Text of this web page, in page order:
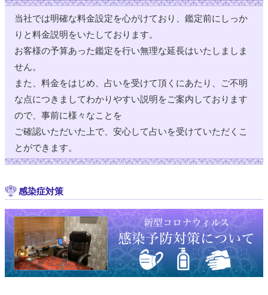
当社では明確な料金設定を心がけており、鑑定前にしっか
りと料金説明をいたしております。
お客様の予算あった鑑定を行い無理な延長はいたしましま
せん。
また、料金をはじめ、占いを受けて頂くにあたり、ご不明
な点につきましてわかりやすい説明をご案内しております
ので、事前に様々なことを
ご確認いただいた上で、安心して占いを受けていただくこ
とができます。
感染症対策